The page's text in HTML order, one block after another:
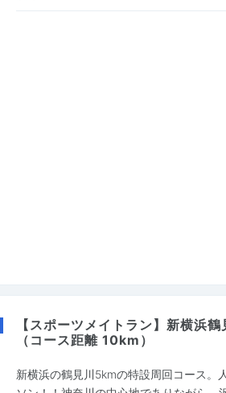
【スポーツメイトラン】新横浜
（コース距離 10km）
新横浜の鶴見川5kmの特設周回コース。